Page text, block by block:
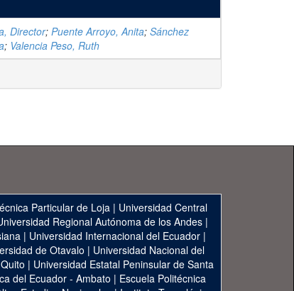
Director; Puente Arroyo, Anita; Sánchez
; Valencia Peso, Ruth
Particular de Loja | Universidad Central
Regional Autónoma de los Andes|
| Universidad Internacional del Ecuador|
de Otavalo | Universidad Nacional del
| Universidad Estatal Peninsular de Santa
del Ecuador - Ambato | Escuela Politécnica